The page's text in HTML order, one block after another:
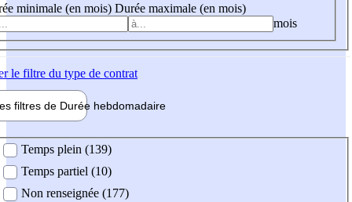
minimale (en mois) Durée maximale (en mois)
mois
le filtre du type de contrat
filtres de Durée hebdomadaire
Temps plein (139)
Temps partiel (10)
Non renseignée (177)